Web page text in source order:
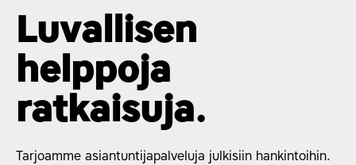
Luvallisen
helppoja
ratkaisuja.
Tarjoamme asiantuntijapalveluja julkisiin hankintoihin.